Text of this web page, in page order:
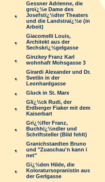
Gessner Adrienne, die
groï¿½e Dame des
Josefstï¿½dter Theaters
und die Landstraï¿½e (in
Arbeit)
Giacomelli Louis,
Architekt aus der
Sechskrï¿½gelgasse
Ginzkey Franz Karl
wohnhaft Mohsgasse 3
Girardi Alexander und Dr.
Svetlin in der
Leonhardgasse
Gluck in St. Marx
Glï¿½ck Rudi, der
Erdberger Fiaker mit dem
Kaiserbart
Grï¿½ffer Franz,
Buchhï¿½ndler und
Schriftsteller (Bild fehlt)
Granichstaedten Bruno
und "Zuaschau'n kann i
net"
Gï¿½den Hilde, die
Koloratursopranistin aus
der Gerlgasse